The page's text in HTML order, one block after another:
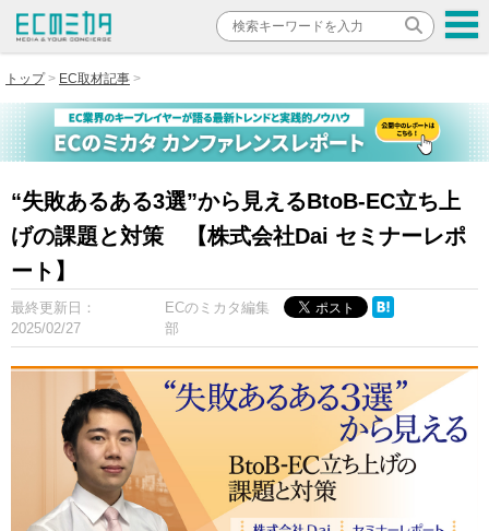
トップ EC取材記事
“失敗あるある3選”から見えるBtoB-EC立ち上
げの課題と対策 【株式会社Dai セミナーレポ
ート】
最終更新日：
2025/02/27
ECのミカタ編集
部